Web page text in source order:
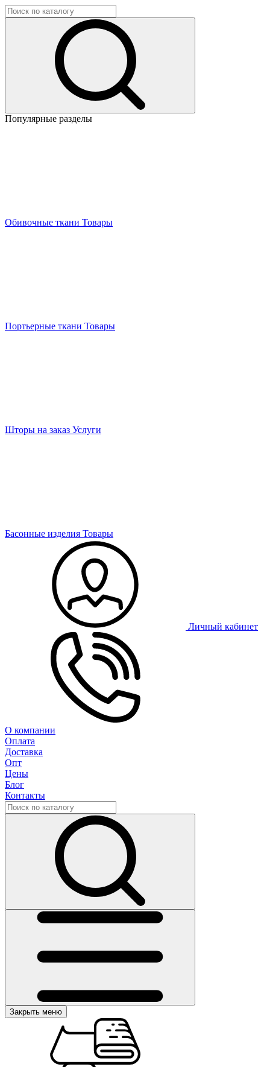
Популярные разделы
Обивочные ткани Товары
Портьерные ткани Товары
Шторы на заказ Услуги
Басонные изделия Товары
Личный кабинет
О компании
Оплата
Доставка
Опт
Цены
Блог
Контакты
Закрыть меню